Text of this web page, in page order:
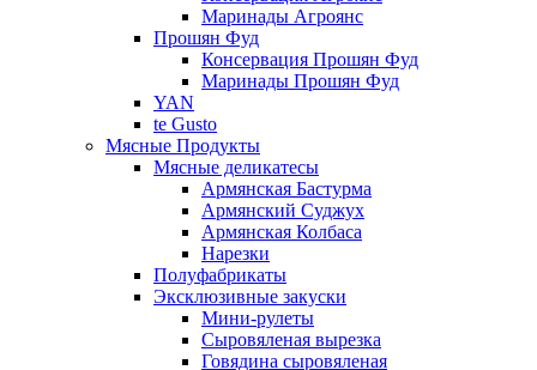
Маринады Агроянс
Прошян Фуд
Консервация Прошян Фуд
Маринады Прошян Фуд
YAN
te Gusto
Мясные Продукты
Мясные деликатесы
Армянская Бастурма
Армянский Суджух
Армянская Колбаса
Нарезки
Полуфабрикаты
Эксклюзивные закуски
Мини-рулеты
Сыровяленая вырезка
Говядина сыровяленая